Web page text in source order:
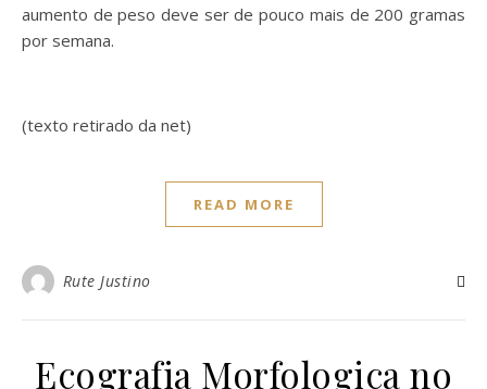
aumento de peso deve ser de pouco mais de 200 gramas
por semana.
(texto retirado da net)
READ MORE
Rute Justino
Ecografia Morfologica no